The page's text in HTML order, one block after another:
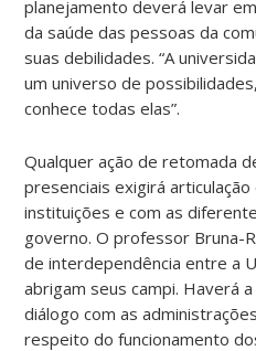
planejamento deverá levar
da saúde das pessoas da
suas debilidades. “A
um universo de
conhece todas elas”.
Qualquer ação de retomada
presenciais exigirá
instituições e com as
governo. O professor Bruna-
de interdependência entre a
abrigam seus campi. Haverá
diálogo com as
respeito do funcionamento